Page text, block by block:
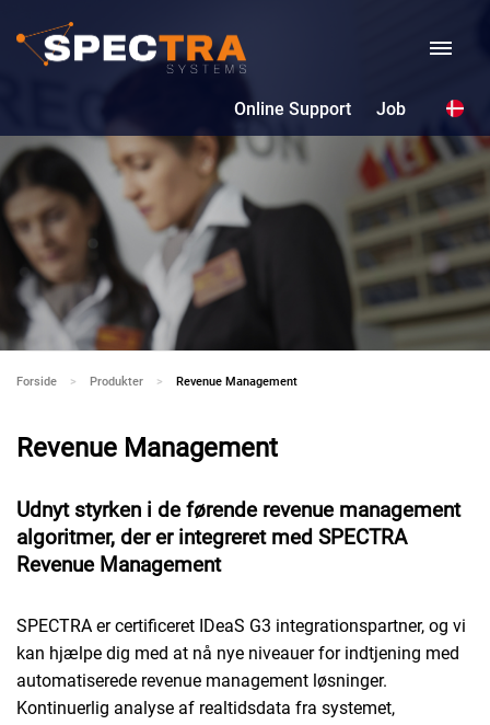
Job
Online Support
Forside Produkter Current:
Revenue Management
Revenue Management
Udnyt styrken i de førende revenue management
algoritmer, der er integreret med SPECTRA
Revenue Management
SPECTRA er certificeret IDeaS G3 integrationspartner, og vi
kan hjælpe dig med at nå nye niveauer for indtjening med
automatiserede revenue management løsninger.
Kontinuerlig analyse af realtidsdata fra systemet,